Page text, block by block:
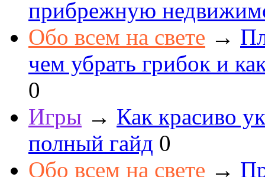
прибрежную
Обо всем на свете →
чем убрать грибок и
0
Игры → Как красиво
полный гайд 0
Обо всем на свете →